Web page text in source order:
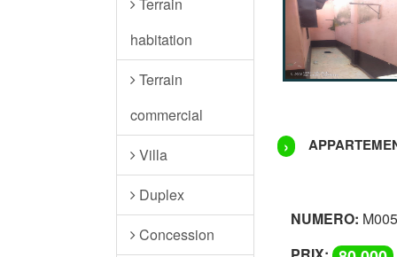
habitation
Terrain
commercial
Villa
Duplex
Concession
›
NUMERO: